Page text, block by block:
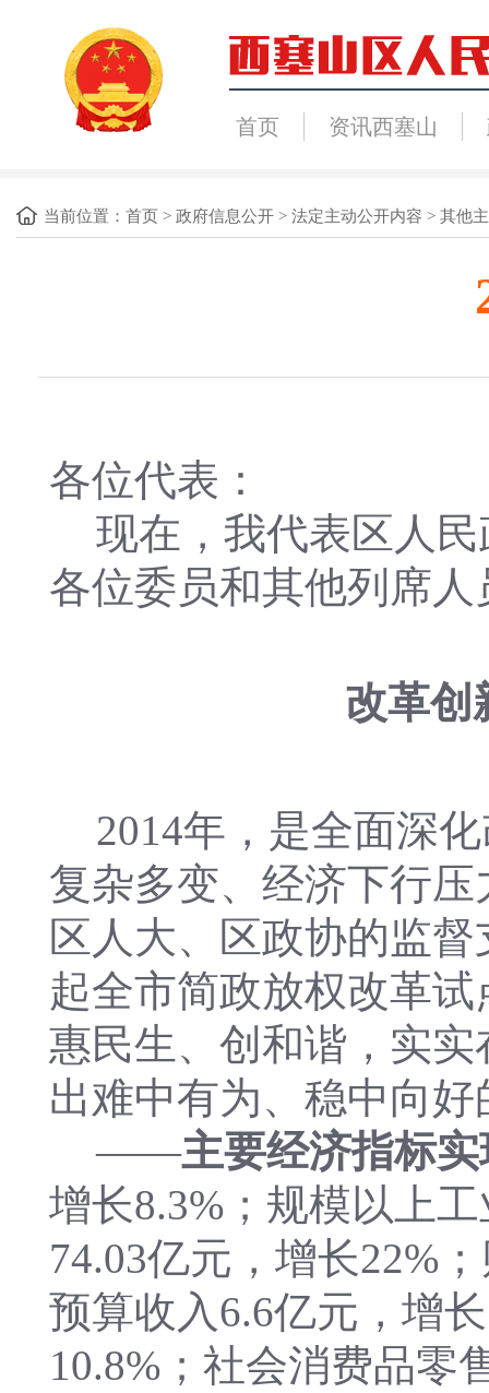
首页 资讯西塞山
当前位置： 首页 > 政府信息公开 > 法定主动公开内容 > 其他
各位代表：
现在，我代表区人
各位委员和其他列席
改革创
2014年，是全面深
复杂多变、经济下行
区人大、区政协的监
起全市简政放权改革
惠民生、创和谐，实
出难中有为、稳中向好
——主要经济指标
增长8.3%；规模以上
74.03亿元，增长22%
预算收入6.6亿元，增
10.8%；社会消费品零